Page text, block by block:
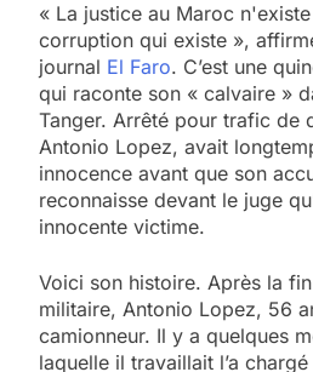
« La justice au Maroc n'existe
corruption qui existe »,
journal El Faro. C’est une
qui raconte son « calvaire »
Tanger. Arrêté pour trafic de
Antonio Lopez, avait
innocence avant que son
reconnaisse devant le juge
innocente victime.
Voici son histoire. Après la
militaire, Antonio Lopez, 56
camionneur. Il y a quelques
laquelle il travaillait l’a